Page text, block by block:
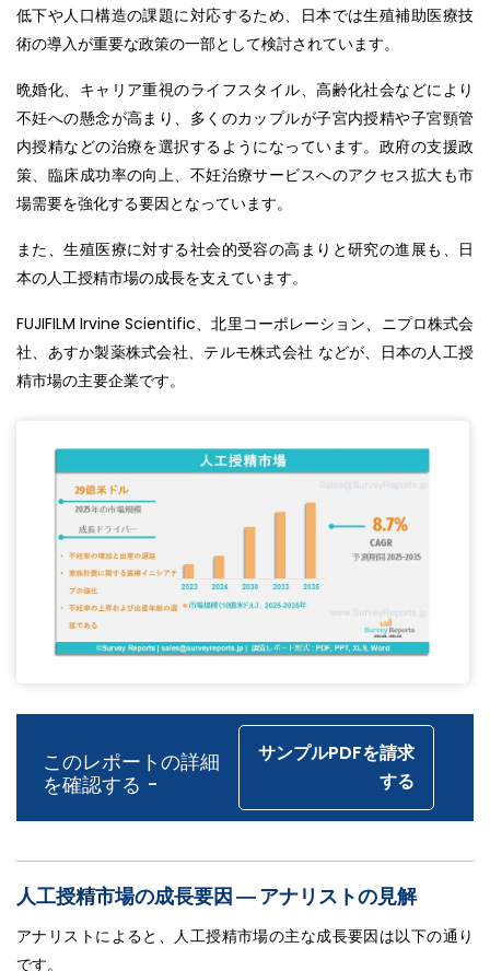
低下や人口構造の課題に対応するため、日本では生殖補助医療技
術の導入が重要な政策の一部として検討されています。
晩婚化、キャリア重視のライフスタイル、高齢化社会などにより
不妊への懸念が高まり、多くのカップルが子宮内授精や子宮頸管
内授精などの治療を選択するようになっています。政府の支援政
策、臨床成功率の向上、不妊治療サービスへのアクセス拡大も市
場需要を強化する要因となっています。
また、生殖医療に対する社会的受容の高まりと研究の進展も、日
本の人工授精市場の成長を支えています。
FUJIFILM Irvine Scientific、北里コーポレーション、ニプロ株式会
社、あすか製薬株式会社、テルモ株式会社 などが、日本の人工授
精市場の主要企業です。
このレポートの詳細
を確認する -
サンプルPDFを請求
する
人工授精市場の成長要因 ― アナリストの見解
アナリストによると、人工授精市場の主な成長要因は以下の通り
です。